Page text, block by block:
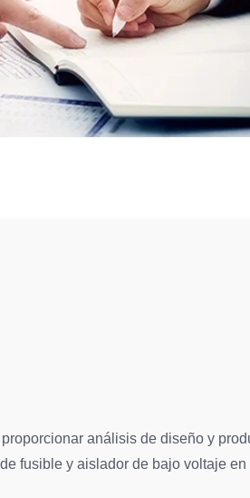
análisis de diseño y
fusible y aislador de bajo voltaje en